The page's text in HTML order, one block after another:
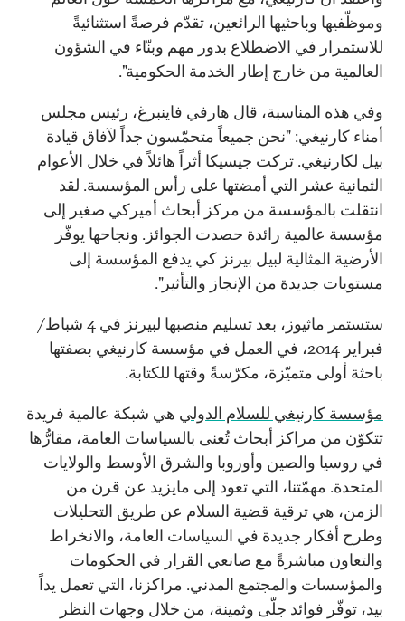
وموظّفيها وباحثيها الرائعين، تقدّم فرصةً استثنائيةً
للاستمرار في الاضطلاع بدور مهم وبنّاء في الشؤون
العالمية من خارج إطار الخدمة الحكومية".
وفي هذه المناسبة، قال هارفي فاينبرغ، رئيس مجلس
أمناء كارنيغي: "نحن جميعاً متحمّسون جداً لآفاق قيادة
بيل لكارنيغي. تركت جيسيكا أثراً هائلاً في خلال الأعوام
الثمانية عشر التي أمضتها على رأس المؤسسة. لقد
انتقلت بالمؤسسة من مركز أبحاث أميركي صغير إلى
مؤسسة عالمية رائدة حصدت الجوائز. ونجاحها يوفّر
الأرضية المثالية لبيل بيرنز كي يدفع المؤسسة إلى
مستويات جديدة من الإنجاز والتأثير".
ستستمر ماثيوز، بعد تسليم منصبها لبيرنز في 4 شباط/
فبراير 2014، في العمل في مؤسسة كارنيغي بصفتها
باحثة أولى متميّزة، مكرّسةً وقتها للكتابة.
مؤسسة كارنيغي للسلام الدولي هي شبكة عالمية فريدة
تتكوّن من مراكز أبحاث تُعنى بالسياسات العامة، مقارُّها
في روسيا والصين وأوروبا والشرق الأوسط والولايات
المتحدة. مهمّتنا، التي تعود إلى مايزيد عن قرن من
الزمن، هي ترقية قضية السلام عن طريق التحليلات
وطرح أفكار جديدة في السياسات العامة، والانخراط
والتعاون مباشرةً مع صانعي القرار في الحكومات
والمؤسسات والمجتمع المدني. مراكزنا، التي تعمل يداً
بيد، توفّر فوائد جلّى وثمينة، من خلال وجهات النظر